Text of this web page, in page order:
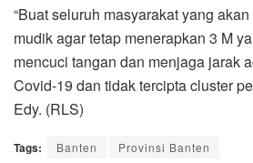
“Buat seluruh masyarakat yang
mudik agar tetap menerapkan 3 M
mencuci tangan dan menjaga jarak
Covid-19 dan tidak tercipta cluster
Edy. (RLS)
Tags: Banten Provinsi Banten